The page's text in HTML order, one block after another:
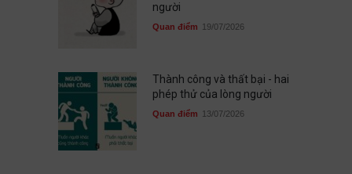
người
Quan điểm 19/07/2026
Thành công và thất bại - hai
phép thử của lòng người
Quan điểm 13/07/2026